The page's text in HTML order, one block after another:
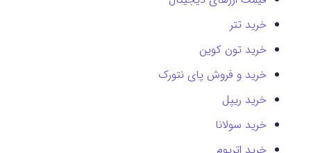
خرید تتر
خرید تون کوین
خرید و فروش پای نتورک
خرید ریپل
خرید سولانا